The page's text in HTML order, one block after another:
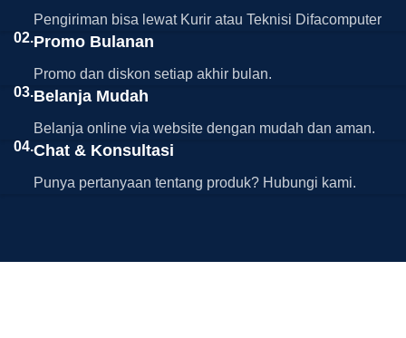
Pengiriman bisa lewat Kurir atau Teknisi Difacomputer
02.Promo Bulanan
Promo dan diskon setiap akhir bulan.
03.Belanja Mudah
Belanja online via website dengan mudah dan aman.
04.Chat & Konsultasi
Punya pertanyaan tentang produk? Hubungi kami.